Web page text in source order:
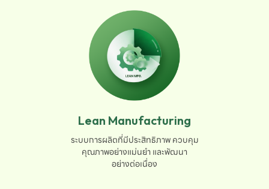
Lean Manufacturing
ระบบการผลิตที่มีประสิทธิภาพ ควบคุม
คุณภาพอย่างแม่นยำ และพัฒนา
อย่างต่อเนื่อง